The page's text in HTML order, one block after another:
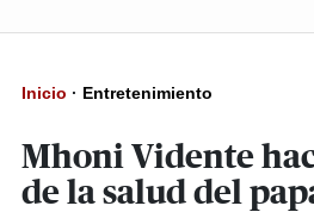
Inicio · Entretenimiento
Mhoni Vidente
de la salud del